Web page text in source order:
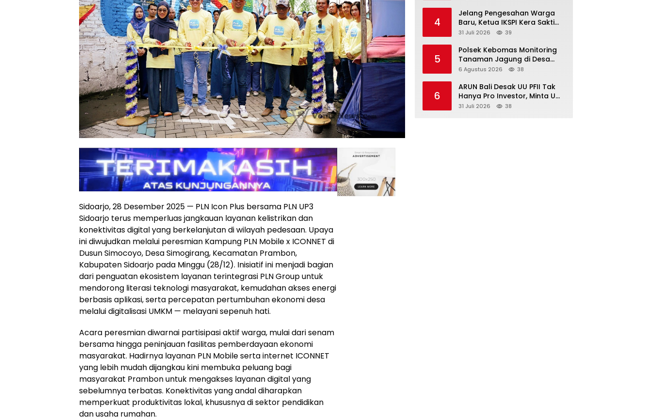
Sidoarjo, 28 Desember 2025 — PLN Icon Plus bersama PLN UP3
Sidoarjo terus memperluas jangkauan layanan kelistrikan dan
konektivitas digital yang berkelanjutan di wilayah pedesaan. Upaya
ini diwujudkan melalui peresmian Kampung PLN Mobile x ICONNET di
Dusun Simocoyo, Desa Simogirang, Kecamatan Prambon,
Kabupaten Sidoarjo pada Minggu (28/12). Inisiatif ini menjadi bagian
dari penguatan ekosistem layanan terintegrasi PLN Group untuk
mendorong literasi teknologi masyarakat, kemudahan akses energi
berbasis aplikasi, serta percepatan pertumbuhan ekonomi desa
melalui digitalisasi UMKM — melayani sepenuh hati.
Acara peresmian diwarnai partisipasi aktif warga, mulai dari senam
bersama hingga peninjauan fasilitas pemberdayaan ekonomi
masyarakat. Hadirnya layanan PLN Mobile serta internet ICONNET
yang lebih mudah dijangkau kini membuka peluang bagi
masyarakat Prambon untuk mengakses layanan digital yang
sebelumnya terbatas. Konektivitas yang andal diharapkan
memperkuat produktivitas lokal, khususnya di sektor pendidikan
dan usaha rumahan.
terbanyak di Indonesia
4
Jelang Pengesahan Warga
Baru, Ketua IKSPI Kera Sakti
Surabaya Diimbau Perkuat
Kondusivitas
31 Juli 2026 39
5
Polsek Kebomas Monitoring
Tanaman Jagung di Desa
Kembangan, Perkuat
Nasional
6 Agustus 2026 38
6
ARUN Bali Desak UU PFII Tak
Hanya Pro Investor, Minta UMP
Kawasan PFII Bertaraf
31 Juli 2026 38